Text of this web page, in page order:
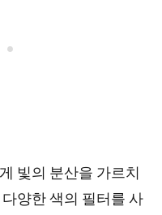
빛의 분산을 가르치
양한 색의 필터를 사